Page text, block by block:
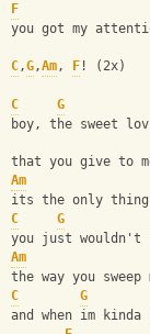
F
you got my
C,G,Am, F ! (2x)
C
G
boy, the sweet
that you give to
Am
its the only
C
G
you just wouldn't
Am
the way you
C
G
and when im kinda